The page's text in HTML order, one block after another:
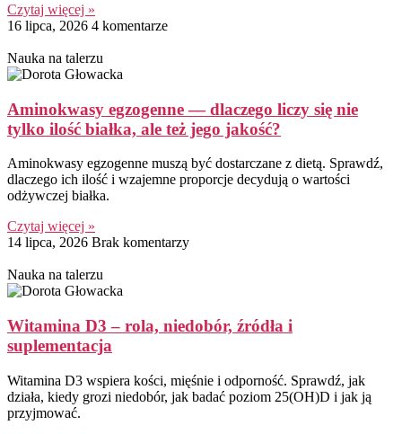
Czytaj więcej »
16 lipca, 2026 4 komentarze
Nauka na talerzu
Aminokwasy egzogenne — dlaczego liczy się nie
tylko ilość białka, ale też jego jakość?
Aminokwasy egzogenne muszą być dostarczane z dietą. Sprawdź,
dlaczego ich ilość i wzajemne proporcje decydują o wartości
odżywczej białka.
Czytaj więcej »
14 lipca, 2026 Brak komentarzy
Nauka na talerzu
Witamina D3 – rola, niedobór, źródła i
suplementacja
Witamina D3 wspiera kości, mięśnie i odporność. Sprawdź, jak
działa, kiedy grozi niedobór, jak badać poziom 25(OH)D i jak ją
przyjmować.